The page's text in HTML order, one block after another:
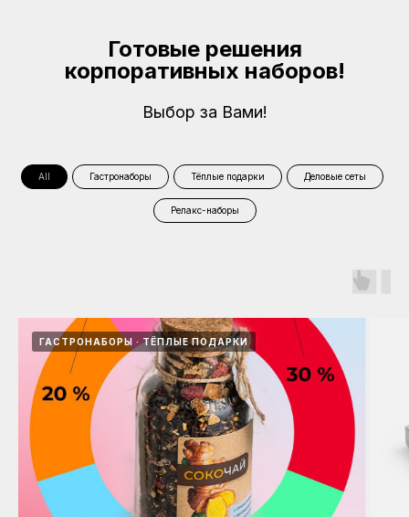
Готовые решения
корпоративных наборов!
Выбор за Вами!
All Гастронаборы Тёплые подарки Деловые сеты
Релакс-наборы
ГАСТРОНАБОРЫ ТЁПЛЫЕ ПОДАРКИ